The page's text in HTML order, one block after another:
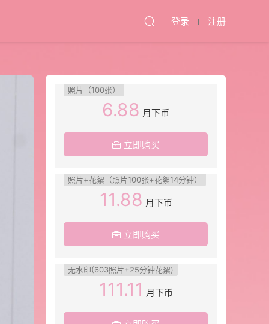
登录 注册
照片（100张）
6.88 月下币
立即购买
照片+花絮（照片100张+花絮14分钟）
11.88 月下币
立即购买
无水印(603照片+25分钟花絮)
111.11 月下币